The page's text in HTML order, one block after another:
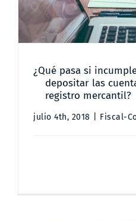
mercantil?
¿Qué pasa si
depositar las
registro mercantil?
julio 4th, 2018 Fiscal-